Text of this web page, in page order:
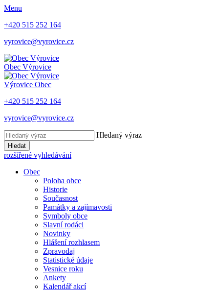
Menu
+420 515 252 164
vyrovice@vyrovice.cz
Obec Výrovice
Výrovice Obec
+420 515 252 164
vyrovice@vyrovice.cz
Hledaný výraz
Hledat
rozšířené vyhledávání
Obec
Poloha obce
Historie
Současnost
Památky a zajímavosti
Symboly obce
Slavní rodáci
Novinky
Hlášení rozhlasem
Zpravodaj
Statistické údaje
Vesnice roku
Ankety
Kalendář akcí